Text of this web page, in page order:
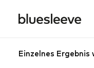
Einzelnes